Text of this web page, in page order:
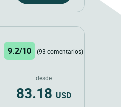
9.2/10 (93 comentarios)
desde
83.18 USD